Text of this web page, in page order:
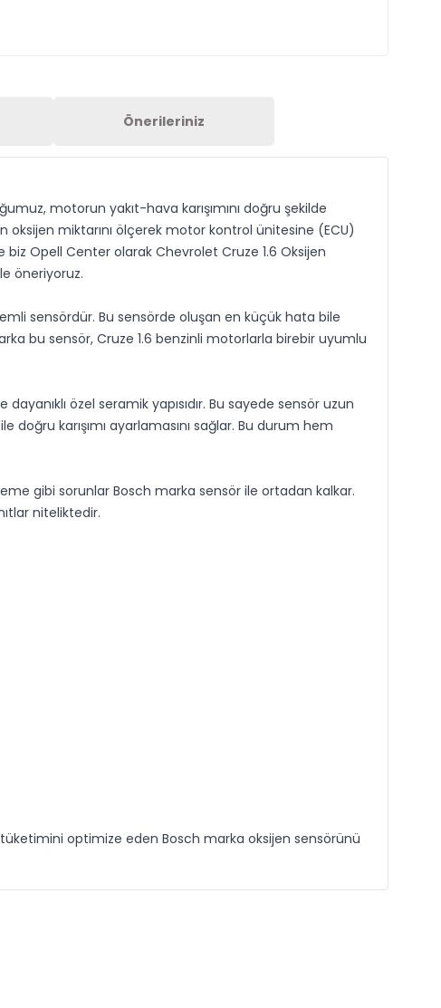
Önerileriniz
motorun yakıt-hava karışımını doğru şekilde
oksijen miktarını ölçerek motor kontrol ünitesine (ECU)
biz Opell Center olarak Chevrolet Cruze 1.6 Oksijen
öneriyoruz.
sensördür. Bu sensörde oluşan en küçük hata bile
bu sensör, Cruze 1.6 benzinli motorlarla birebir uyumlu
özel seramik yapısıdır. Bu sayede sensör uzun
doğru karışımı ayarlamasını sağlar. Bu durum hem
gibi sorunlar Bosch marka sensör ile ortadan kalkar.
niteliktedir.
optimize eden Bosch marka oksijen sensörünü